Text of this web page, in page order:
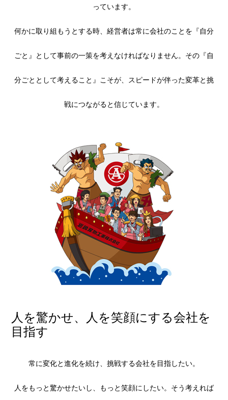
っています。
何かに取り組もうとする時、経営者は常に会社のことを『自分
ごと』として事前の一策を考えなければなりません。その『自
分ごととして考えること』こそが、スピードが伴った変革と挑
戦につながると信じています。
人を驚かせ、人を笑顔にする会社を
目指す
常に変化と進化を続け、挑戦する会社を目指したい。
人をもっと驚かせたいし、もっと笑顔にしたい。そう考えれば